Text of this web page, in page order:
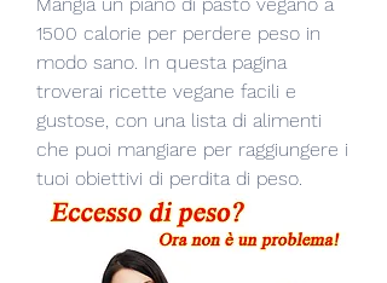
1500 calorie per perdere peso in
modo sano. In questa pagina
troverai ricette vegane facili e
gustose, con una lista di alimenti
che puoi mangiare per raggiungere i
tuoi obiettivi di perdita di peso.